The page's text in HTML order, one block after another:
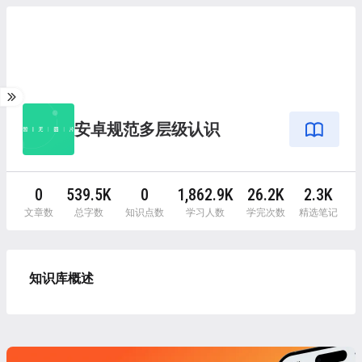
安卓规范多层级认识
0
文章数
539.5K
总字数
0
知识点数
1,862.9K
学习人数
26.2K
学完次数
2.3K
精选笔记
知识库概述